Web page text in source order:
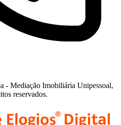
- Mediação Imobiliária Unipessoal,
reservados.